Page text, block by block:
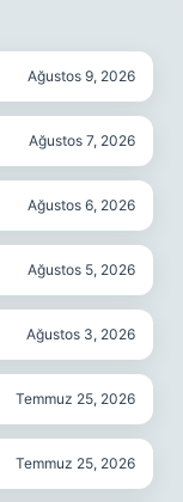
Ağustos 9, 2026
Ağustos 7, 2026
Ağustos 6, 2026
Ağustos 5, 2026
Ağustos 3, 2026
Temmuz 25, 2026
Temmuz 25, 2026